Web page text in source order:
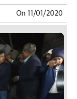
On11/01/2020